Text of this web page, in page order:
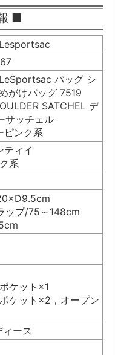
■
バッグ シ
がけバッグ 7519
SATCHEL デ
サッチェル
ピンク系
ティイ
系
ップ/75～148cm
ケット×1
ケット×2，オープン
ース